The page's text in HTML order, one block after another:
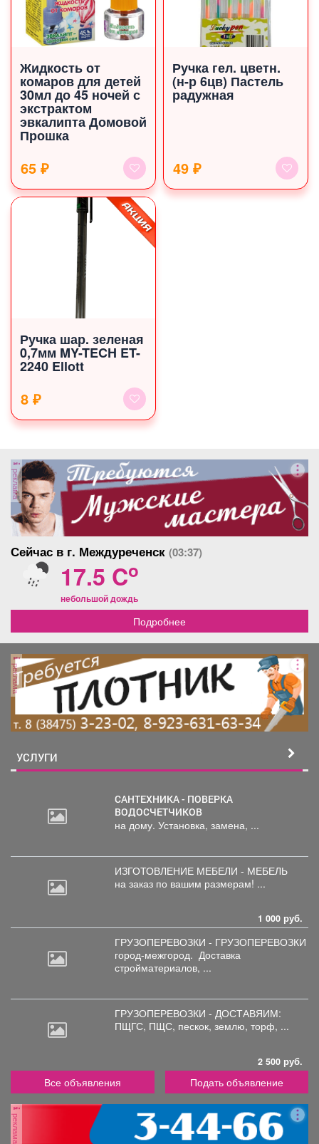
Жидкость от
комаров для детей
30мл до 45 ночей с
экстрактом
эвкалипта Домовой
Прошка
65 ₽
Ручка гел. цветн.
(н-р 6цв) Пастель
радужная
49 ₽
Ручка шар. зеленая
0,7мм MY-TECH ET-
2240 Ellott
8 ₽
реклама
Сейчас в г. Междуреченск (03:37)
17.5 Co
небольшой дождь
Подробнее
реклама
УСЛУГИ
САНТЕХНИКА - ПОВЕРКА
ВОДОСЧЕТЧИКОВ
на дому. Установка, замена, ...
ИЗГОТОВЛЕНИЕ МЕБЕЛИ - МЕБЕЛЬ
на заказ по вашим размерам! ...
1 000 руб.
ГРУЗОПЕРЕВОЗКИ - ГРУЗОПЕРЕВОЗКИ
город-межгород. Доставка
стройматериалов, ...
ГРУЗОПЕРЕВОЗКИ - ДОСТАВЯИМ:
ПЩГС, ПЩС, пескок, землю, торф, ...
2 500 руб.
Все объявления Подать объявление
реклама